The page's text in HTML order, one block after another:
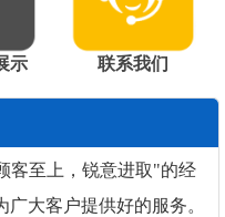
示 联系我们
至上，锐意进取"的经
大客户提供好的服务。